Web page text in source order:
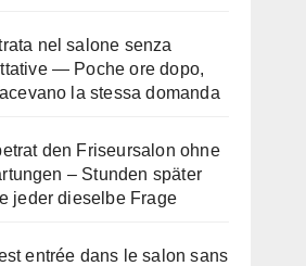
nel salone senza
— Poche ore dopo,
la stessa domanda
den Friseursalon ohne
– Stunden später
jeder dieselbe Frage
entrée dans le salon sans